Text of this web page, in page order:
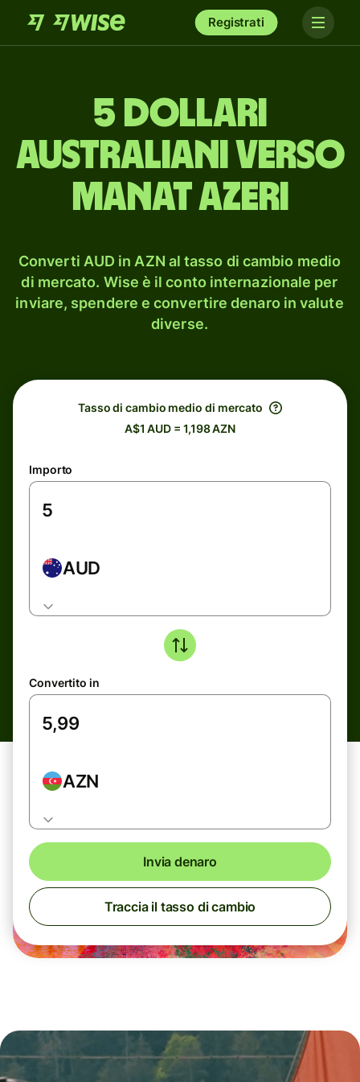
Registrati
5 dollari
australiani verso
manat azeri
Converti AUD in AZN al tasso di cambio medio
di mercato. Wise è il conto internazionale per
inviare, spendere e convertire denaro in valute
diverse.
Tasso di cambio medio di mercato
A$1 AUD = 1,198 AZN
Importo
AUD
Convertito in
AZN
Invia denaro
Traccia il tasso di cambio